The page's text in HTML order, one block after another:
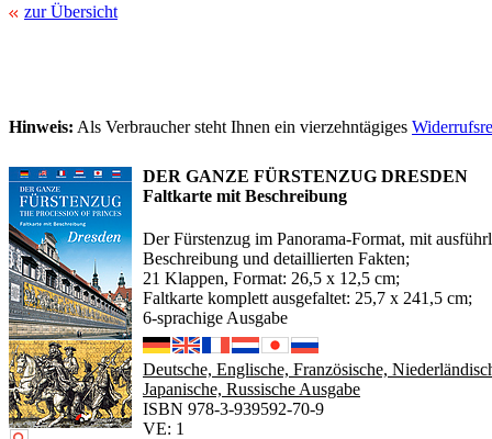
zur Übersicht
Hinweis: Als Verbraucher steht Ihnen ein vierzehntägiges
DER GANZE FÜRSTENZUG DRESDEN
Faltkarte mit Beschreibung
Der Fürstenzug im Panorama-Format, mit
Beschreibung und detaillierten Fakten;
21 Klappen, Format: 26,5 x 12,5 cm;
Faltkarte komplett ausgefaltet: 25,7 x 241,5 cm;
6-sprachige Ausgabe
Deutsche, Englische, Französische,
Japanische, Russische Ausgabe
ISBN 978-3-939592-70-9
VE: 1